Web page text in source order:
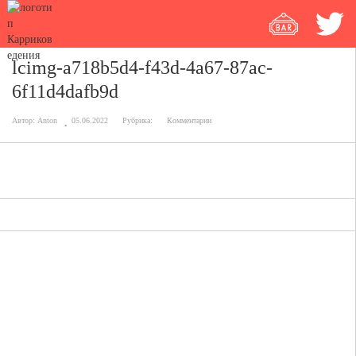
lcimg-a718b5d4-f43d-4a67-87ac-
6f11d4dafb9d
Автор: Anton 05.06.2022 Рубрика: Комментарии